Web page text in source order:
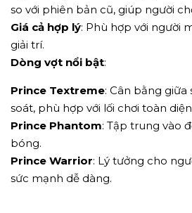
so với phiên bản cũ, giúp người
Giá cả hợp lý: Phù hợp với người
giải trí.
Dòng vợt nổi bật:
Prince Textreme: Cân bằng
soát, phù hợp với lối chơi toàn
Prince Phantom: Tập trung vào
bóng.
Prince Warrior: Lý tưởng cho
sức mạnh dễ dàng.